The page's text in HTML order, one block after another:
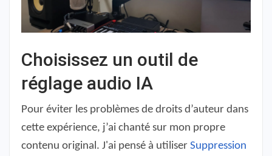
Choisissez un outil de
réglage audio IA
Pour éviter les problèmes de droits d’auteur dans
cette expérience, j’ai chanté sur mon propre
contenu original. J'ai pensé à utiliser Suppression